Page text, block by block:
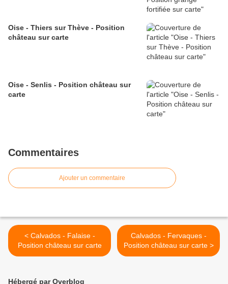
Oise - Thiers sur Thève - Position
château sur carte
Oise - Senlis - Position château sur
carte
Commentaires
Ajouter un commentaire
< Calvados - Falaise -
Position château sur carte
Calvados - Fervaques -
Position château sur carte >
Hébergé par Overblog